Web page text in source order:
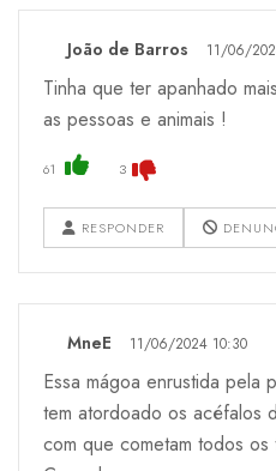
João de Barros 11/06/
Tinha que ter apanhado
as pessoas e animais !
61 3
RESPONDER
MneE 11/06/2024 10:30
Essa mágoa enrustida pela
tem atordoado os acéfalos
com que cometam todos